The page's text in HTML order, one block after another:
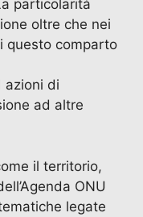
particolarità
oltre che nei
questo comparto
azioni di
ad altre
il territorio,
ONU
legate